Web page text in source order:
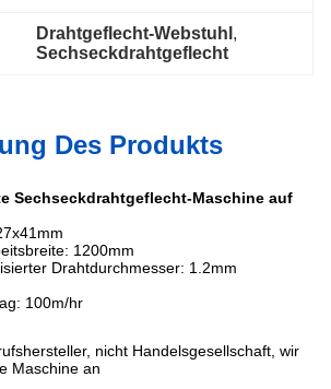
Drahtgeflecht-Webstuhl ,
Sechseckdrahtgeflecht
Des Produkts
Sechseckdrahtgeflecht-Maschine auf
1200mm
Drahtdurchmesser: 1.2mm
100m/hr
nicht Handelsgesellschaft, wir
Maschine an